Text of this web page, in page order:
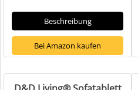
Beschreibung
Bei Amazon kaufen